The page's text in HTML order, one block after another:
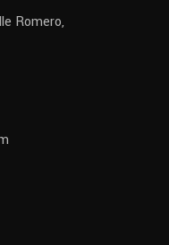
Romero,